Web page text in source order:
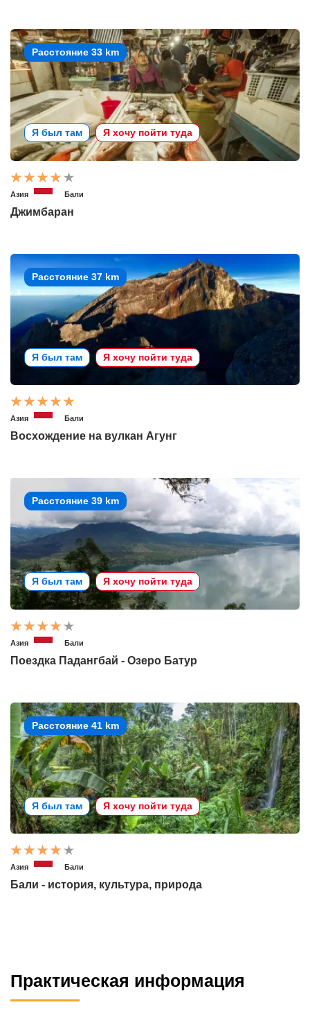
Расстояние 33 km
Я был там Я хочу пойти туда
Азия Бали
Джимбаран
Расстояние 37 km
Я был там Я хочу пойти туда
Азия Бали
Восхождение на вулкан Агунг
Расстояние 39 km
Я был там Я хочу пойти туда
Азия Бали
Поездка Падангбай - Озеро Батур
Расстояние 41 km
Я был там Я хочу пойти туда
Азия Бали
Бали - история, культура, природа
Практическая информация